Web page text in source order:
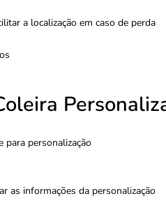
a localização em caso de perda
personalização
as informações da personalização